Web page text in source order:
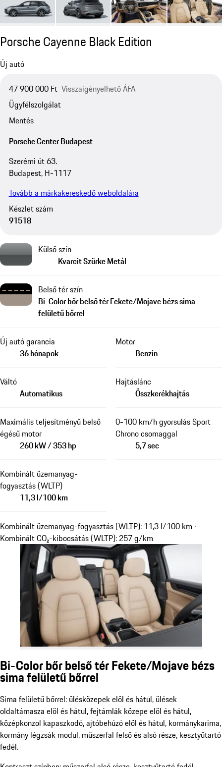
Porsche Cayenne Black Edition
Új autó
47 900 000 Ft Visszaigényelhető ÁFA
Ügyfélszolgálat
Mentés
Porsche Center Budapest
Szerémi út 63.
Budapest, H-1117
Tovább a márkakereskedő weboldalára
Készlet szám
91518
Külső szín
Kvarcit Szürke Metál
Belső tér szín
Bi-Color bőr belső tér Fekete/Mojave bézs sima
felületű bőrrel
Új autó garancia
36 hónapok
Motor
Benzin
Váltó
Automatikus
Hajtáslánc
Összkerékhajtás
Maximális teljesítményű belső
égésű motor
260 kW / 353 hp
0-100 km/h gyorsulás Sport
Chrono csomaggal
5,7 sec
Kombinált üzemanyag-
fogyasztás (WLTP)
11,3 l/100 km
Kombinált üzemanyag-fogyasztás (WLTP): 11,3 l/100 km ·
Kombinált CO₂-kibocsátás (WLTP): 257 g/km
Bi-Color bőr belső tér Fekete/Mojave bézs
sima felületű bőrrel
Sima felületű bőrrel: ülésközepek elöl és hátul, ülések
oldaltámasza elöl és hátul, fejtámlák közepe elöl és hátul,
középkonzol kapaszkodó, ajtóbehúzó elöl és hátul, kormánykarima,
kormány légzsák modul, műszerfal felső és alsó része, kesztyűtartó
fedél.